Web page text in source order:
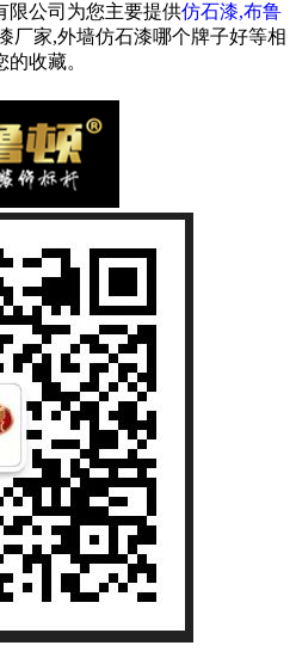
限公司为您主要提供仿石漆,布鲁
厂家,外墙仿石漆哪个牌子好等相
收藏。